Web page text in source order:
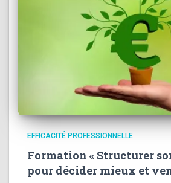
EFFICACITÉ PROFESSIONNELLE
Formation « Structurer
pour décider mieux et